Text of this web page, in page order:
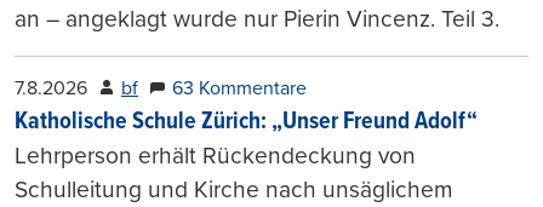
an – angeklagt wurde nur Pierin Vincenz. Teil 3.
7.8.2026 bf 63 Kommentare
Katholische Schule Zürich: „Unser Freund Adolf“
Lehrperson erhält Rückendeckung von
Schulleitung und Kirche nach unsäglichem